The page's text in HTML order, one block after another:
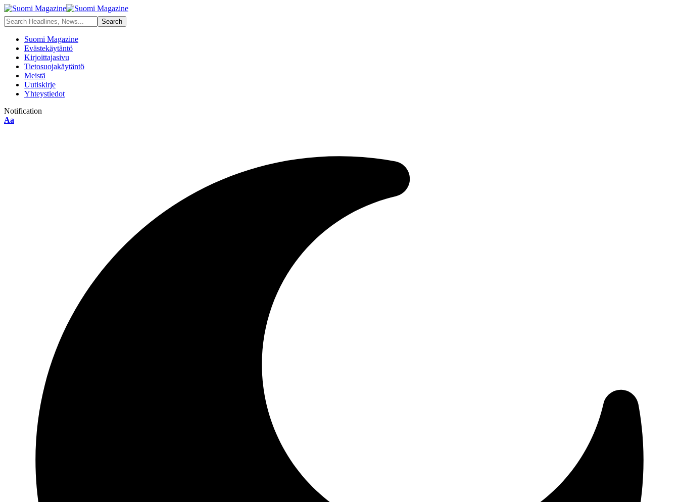
Suomi Magazine
Evästekäytäntö
Kirjoittajasivu
Tietosuojakäytäntö
Meistä
Uutiskirje
Yhteystiedot
Notification
Aa